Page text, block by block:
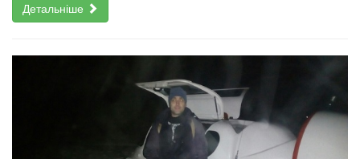
Детальніше